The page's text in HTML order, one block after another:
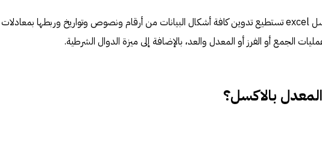
ومن خلال برنامج أكسل excel تستطيع تدوين كافة أشكال البيانات من أرقام ونصوص وتواريخ وربطها بمعادلات
الجمع أو الفرز أو المعدل والعد، بالإضافة إلى ميزة الدوال الشرطية.
بالاكسل؟